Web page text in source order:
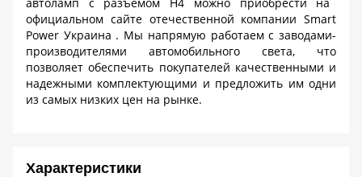
официальном сайте отечественной компании Smart
Power Украина . Мы напрямую работаем с заводами-
производителями автомобильного света, что
позволяет обеспечить покупателей качественными и
надежными комплектующими и предложить им одни
из самых низких цен на рынке.
Характеристики